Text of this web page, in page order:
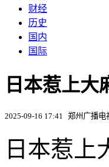
财经
历史
国内
国际
日本惹上
2025-09-16 17:41 郑州广播电
日本惹上